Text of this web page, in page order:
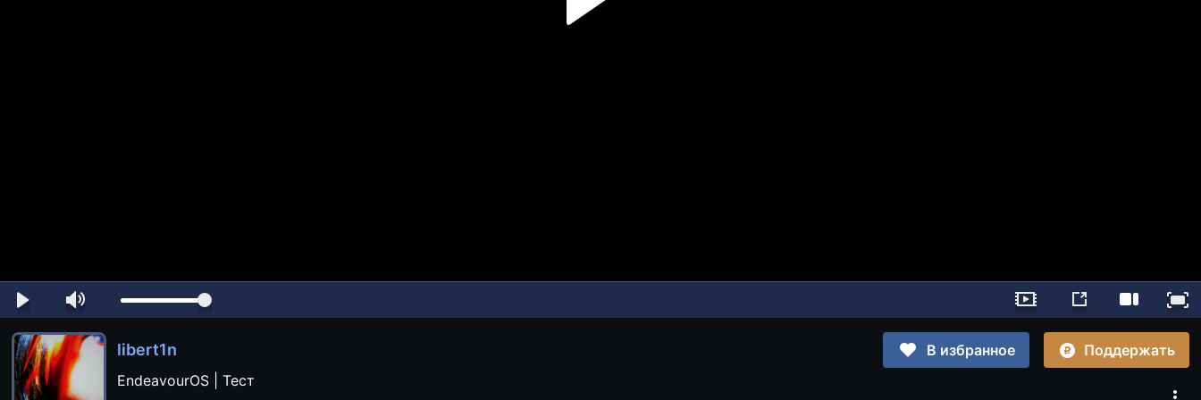
libert1n В избранное
Поддержать
EndeavourOS | Тест